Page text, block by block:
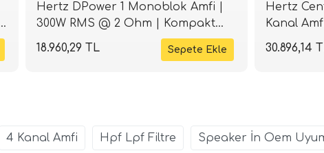
|
Hertz DPower 1 Monoblok Amfi |
300W RMS @ 2 Ohm | Kompakt
Tasarım | SPLHIFI
18.960,29 TL
Hertz
Kanal
SPLHIFI
30.896,14
4 Kanal Amfi Hpf Lpf Filtre Speaker İn Oem